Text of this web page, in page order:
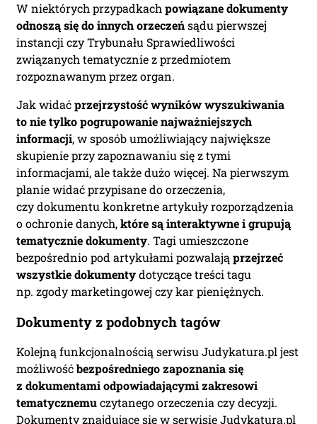
W niektórych przypadkach powiązane dokumenty
odnoszą się do innych orzeczeńsądu pierwszej
instancji czy Trybunału Sprawiedliwości
związanych tematycznie z przedmiotem
rozpoznawanym przez organ.
Jak widaćprzejrzystość wyników wyszukiwania
to nie tylko pogrupowanie najważniejszych
informacji, w sposób umożliwiający największe
skupienie przy zapoznawaniu się z tymi
informacjami, ale także dużo więcej. Na pierwszym
planie widać przypisane do orzeczenia,
czy dokumentu konkretne artykuły rozporządzenia
o ochronie danych,które są interaktywne i grupują
tematycznie dokumenty. Tagi umieszczone
bezpośrednio pod artykułami pozwalają przejrzeć
wszystkie dokumentydotyczące treści tagu
np. zgody marketingowej czy kar pieniężnych.
Dokumenty z podobnych tagów
Kolejną funkcjonalnością serwisu Judykatura.pl jest
możliwośćbezpośredniego zapoznania się
z dokumentami odpowiadającymi zakresowi
tematycznemuczytanego orzeczenia czy decyzji.
Dokumenty znajdujące się w serwisie Judykatura.pl